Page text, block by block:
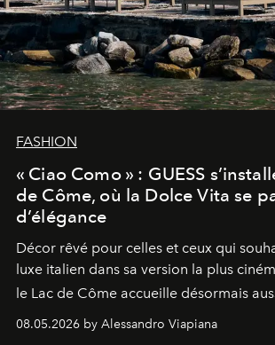
FASHION
« Ciao Como » : GUESS
de Côme, où la Dolce Vita se
d’élégance
Décor rêvé pour celles et ceux qui
luxe italien dans sa version la plus
le Lac de Côme accueille désormais
fragrances. L’une des opérations de
08.05.2026 by Alessandro Viapiana